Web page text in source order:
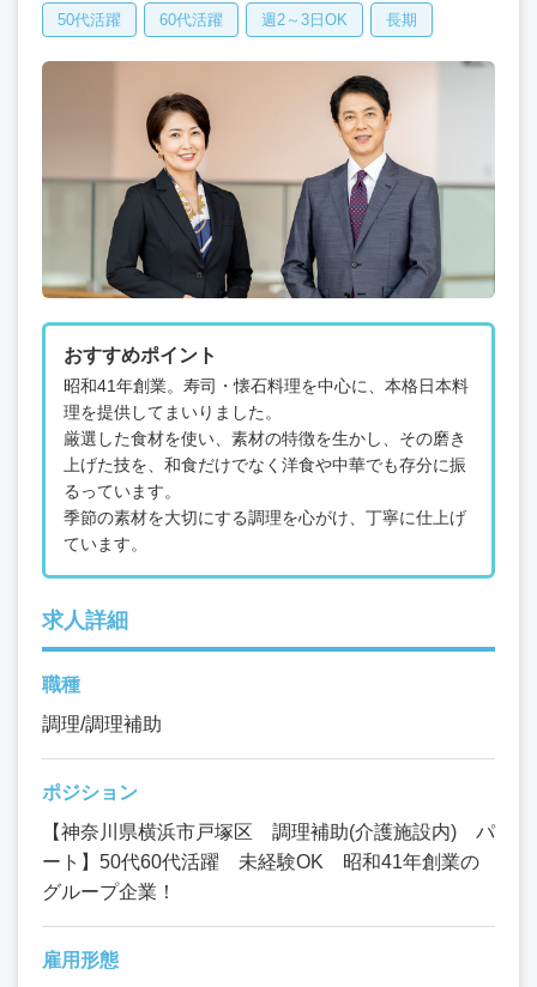
50代活躍 60代活躍 週2～3日OK 長期
おすすめポイント
昭和41年創業。寿司・懐石料理を中心に、本格日本料
理を提供してまいりました。
厳選した食材を使い、素材の特徴を生かし、その磨き
上げた技を、和食だけでなく洋食や中華でも存分に振
るっています。
季節の素材を大切にする調理を心がけ、丁寧に仕上げ
ています。
求人詳細
職種
調理/調理補助
ポジション
【神奈川県横浜市戸塚区 調理補助(介護施設内) パ
ート】50代60代活躍 未経験OK 昭和41年創業の
グループ企業！
雇用形態